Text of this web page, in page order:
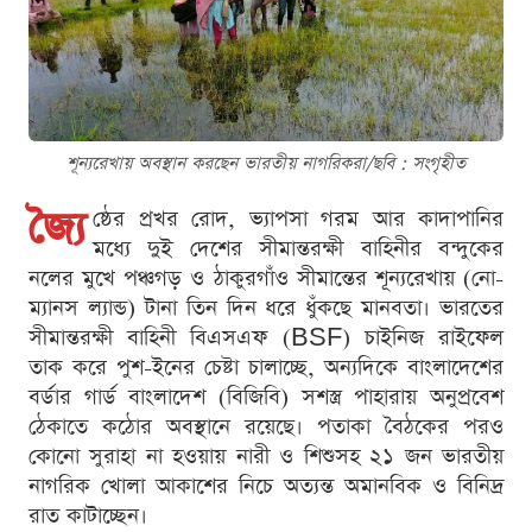
শূন্যরেখায় অবস্থান করছেন ভারতীয় নাগরিকরা/ছবি : সংগৃহীত
জ্যৈ ষ্ঠের প্রখর রোদ, ভ্যাপসা গরম আর কাদাপানির
মধ্যে দুই দেশের সীমান্তরক্ষী বাহিনীর বন্দুকের
নলের মুখে পঞ্চগড় ও ঠাকুরগাঁও সীমান্তের শূন্যরেখায় (নো-
ম্যানস ল্যান্ড) টানা তিন দিন ধরে ধুঁকছে মানবতা। ভারতের
সীমান্তরক্ষী বাহিনী বিএসএফ (BSF) চাইনিজ রাইফেল
তাক করে পুশ-ইনের চেষ্টা চালাচ্ছে, অন্যদিকে বাংলাদেশের
বর্ডার গার্ড বাংলাদেশ (বিজিবি) সশস্ত্র পাহারায় অনুপ্রবেশ
ঠেকাতে কঠোর অবস্থানে রয়েছে। পতাকা বৈঠকের পরও
কোনো সুরাহা না হওয়ায় নারী ও শিশুসহ ২১ জন ভারতীয়
নাগরিক খোলা আকাশের নিচে অত্যন্ত অমানবিক ও বিনিদ্র
রাত কাটাচ্ছেন।